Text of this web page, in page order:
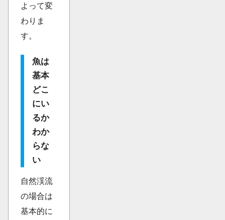
よって変
わりま
す。
魚は
基本
どこ
にい
るか
わか
らな
い
自然渓流
の場合は
基本的に